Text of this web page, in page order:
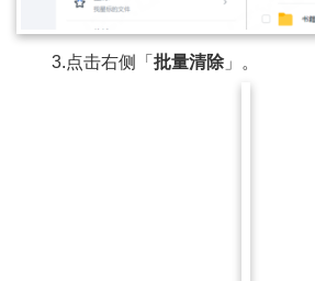
3.点击右侧「 批量清除」。